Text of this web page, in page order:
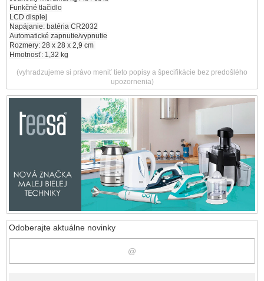
Odoberajte aktuálne novinky
Funkčné tlačidlo
LCD displej
Napájanie: batéria CR2032
Automatické zapnutie/vypnutie
Rozmery: 28 x 28 x 2,9 cm
Hmotnosť: 1,32 kg
(vyhradzujeme si právo meniť tieto popisy a špecifikácie bez predošlého
upozornenia)